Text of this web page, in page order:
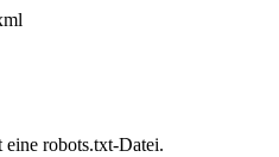
eine robots.txt-Datei.